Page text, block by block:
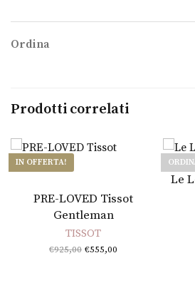
Ordina
Prodotti correlati
IN OFFERTA!
Aggiungi al carrello
PRE-LOVED Tissot
Gentleman
TISSOT
€925,00 Il prezzo
€555,00
Le